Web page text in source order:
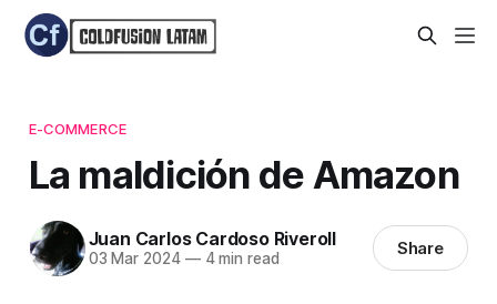
E-COMMERCE
La maldición de Amazon
Juan Carlos Cardoso Riveroll
03 Mar 2024 —4 min read Share